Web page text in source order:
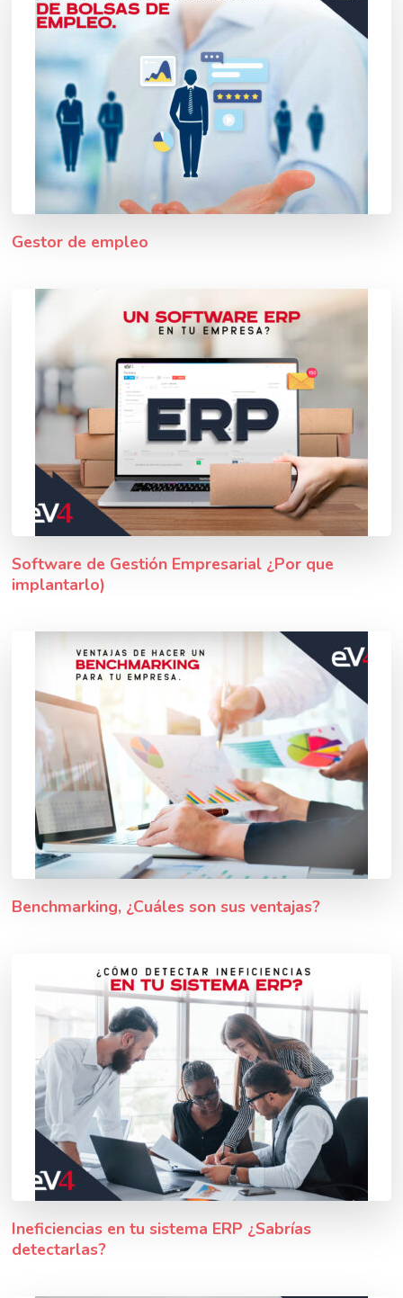
Gestor de empleo
Software de Gestión Empresarial ¿Por que
implantarlo)
Benchmarking, ¿Cuáles son sus ventajas?
Ineficiencias en tu sistema ERP ¿Sabrías
detectarlas?